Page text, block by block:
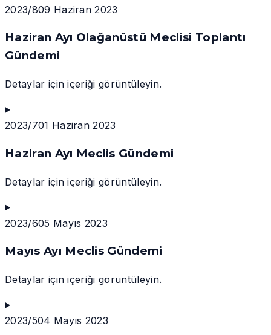
2023/809 Haziran 2023
Haziran Ayı Olağanüstü Meclisi Toplantı
Gündemi
Detaylar için içeriği görüntüleyin.
2023/701 Haziran 2023
Haziran Ayı Meclis Gündemi
Detaylar için içeriği görüntüleyin.
2023/605 Mayıs 2023
Mayıs Ayı Meclis Gündemi
Detaylar için içeriği görüntüleyin.
2023/504 Mayıs 2023